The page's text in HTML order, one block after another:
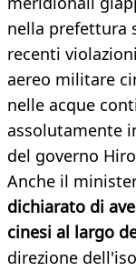
nella prefettura
recenti
aereo militare
nelle acque
assolutamente
del governo
Anche il
dichiarato di
cinesi al largo
direzione